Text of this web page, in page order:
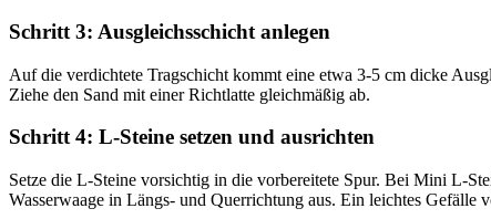
Schritt 3: Ausgleichsschicht anlegen
Auf die verdichtete Tragschicht kommt eine etwa 3-5 cm dicke
Ziehe den Sand mit einer Richtlatte gleichmäßig ab.
Schritt 4: L-Steine setzen und ausrichten
Setze die L-Steine vorsichtig in die vorbereitete Spur. Bei Mini L-
Wasserwaage in Längs- und Querrichtung aus. Ein leichtes